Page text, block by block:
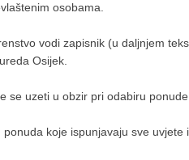
osobama.
vodi zapisnik (u daljnjem
Osijek.
se uzeti u obzir pri odabiru
koje ispunjavaju sve